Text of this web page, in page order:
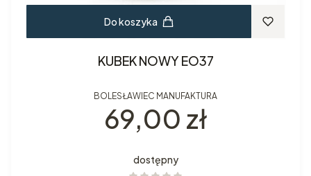
Do koszyka
KUBEK NOWY EO37
BOLESŁAWIEC MANUFAKTURA
Cena
69,00 zł
dostępny